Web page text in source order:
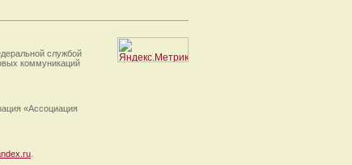
службой
коммуникаций
«Ассоциация